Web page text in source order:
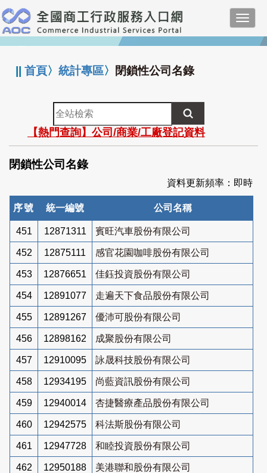
跳
到
主
要
:::
||首頁〉統計專區〉 閉鎖性公司名錄
全
站
檢
索
【熱門查詢】公司/商業/工廠登記資料
閉鎖性公司名錄
資料更新頻率：即時
序號 統一編號 公司名稱
451 12871311 賓旺汽車股份有限公司
452 12875111 感官花園咖啡股份有限公司
453 12876651 佳鈺投資股份有限公司
454 12891077 走遍天下食品股份有限公司
455 12891267 優沛可股份有限公司
456 12898162 成聚股份有限公司
457 12910095 詠晟科技股份有限公司
458 12934195 尚藍資訊股份有限公司
459 12940014 杏捷醫療產品股份有限公司
460 12942575 科法斯股份有限公司
461 12947728 和睦投資股份有限公司
462 12950188 美港聯和股份有限公司